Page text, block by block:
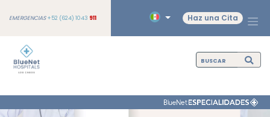
EMERGENCIAS+52 (624) 1043 911 Haz una Cita